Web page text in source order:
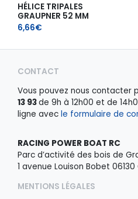
HÉLICE TRIPALES
GRAUPNER 52 MM
6,66€
CONTACT
Vous pouvez nous contacter
13 93de 9h à 12h00 et de
ligne avec le formulaire de
RACING POWER BOAT RC
Parc d’activité des bois de
1 avenue Louison Bobet 06130
MENTIONS LÉGALES